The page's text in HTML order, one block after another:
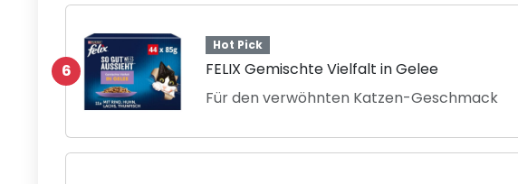
6
Hot Pick
FELIX Gemischte Vielfalt in Gelee
Für den verwöhnten Katzen-Geschmack